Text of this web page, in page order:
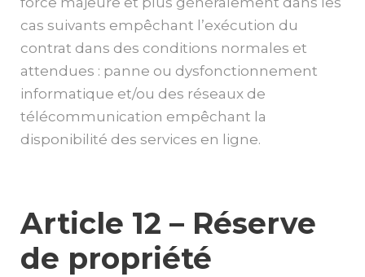
cas suivants empêchant l’exécution du
contrat dans des conditions normales et
attendues : panne ou dysfonctionnement
informatique et/ou des réseaux de
télécommunication empêchant la
disponibilité des services en ligne.
Article 12 – Réserve
de propriété